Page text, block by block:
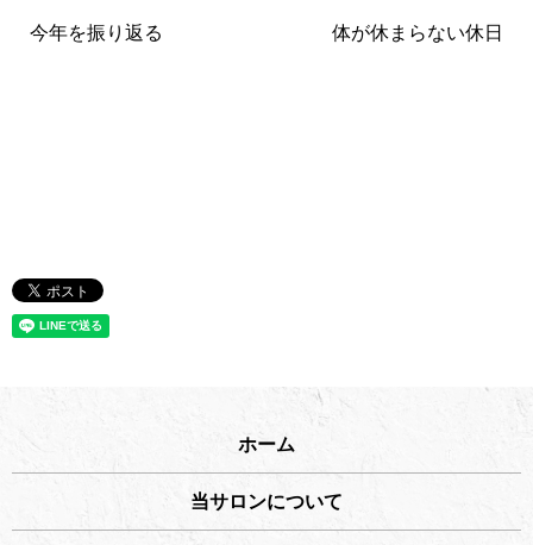
今年を振り返る 体が休まらない休日
ホーム
当サロンについて